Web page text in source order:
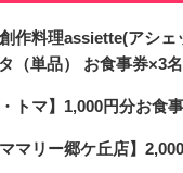
創作料理assiette(アシ
（単品） お食事券×3
・トマ】1,000円分お食
ママリー郷ケ丘店】